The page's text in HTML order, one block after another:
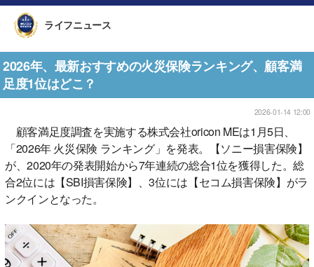
ライフニュース
2026年、最新おすすめの火災保険ランキング、顧客満
足度1位はどこ？
2026-01-14 12:00
顧客満足度調査を実施する株式会社oricon MEは1月5日、
「2026年 火災保険 ランキング」を発表。【ソニー損害保険】
が、2020年の発表開始から7年連続の総合1位を獲得した。総
合2位には【SBI損害保険】、3位には【セコム損害保険】がラ
ンクインとなった。